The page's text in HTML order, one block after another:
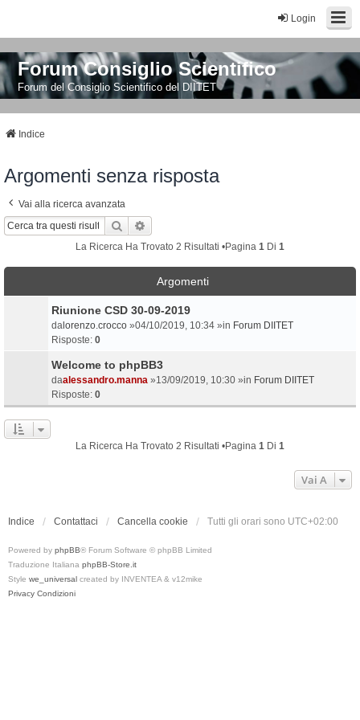
Login
Forum Consiglio Scientifico
Forum del Consiglio Scientifico del DIITET
Indice
Argomenti senza risposta
Vai alla ricerca avanzata
Cerca
La Ricerca Ha Trovato 2 Risultati •Pagina 1 Di 1
Argomenti
Riunione CSD 30-09-2019
da lorenzo.crocco »04/10/2019, 10:34 »in Forum DIITET
Risposte: 0
Welcome to phpBB3
daalessandro.manna »13/09/2019, 10:30 »in Forum DIITET
Risposte: 0
La Ricerca Ha Trovato 2 Risultati •Pagina 1 Di 1
Vai A
Indice Contattaci Cancella cookie Tutti gli orari sono UTC+02:00
Powered by phpBB® Forum Software © phpBB Limited
Traduzione Italiana phpBB-Store.it
Style we_universal created by INVENTEA & v12mike
Privacy Condizioni